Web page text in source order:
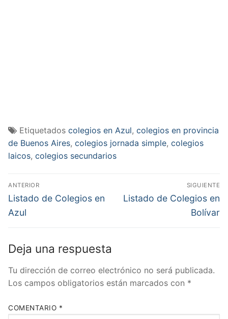
Etiquetados colegios en Azul, colegios en provincia
de Buenos Aires, colegios jornada simple, colegios
laicos, colegios secundarios
Navegación
de
entradas
ANTERIOR
Entrada
anterior:
Listado de Colegios en
Azul
SIGUIENTE
Entrada
Listado de Colegios en
Bolívar
Deja una respuesta
Tu dirección de correo electrónico no será publicada.
Los campos obligatorios están marcados con *
COMENTARIO *